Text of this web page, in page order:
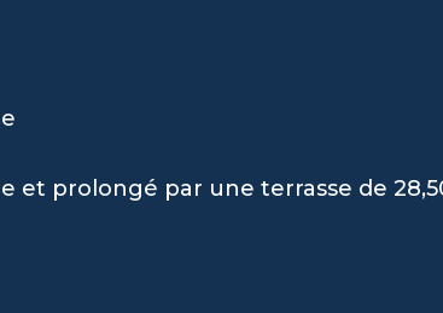
et prolongé par une terrasse de